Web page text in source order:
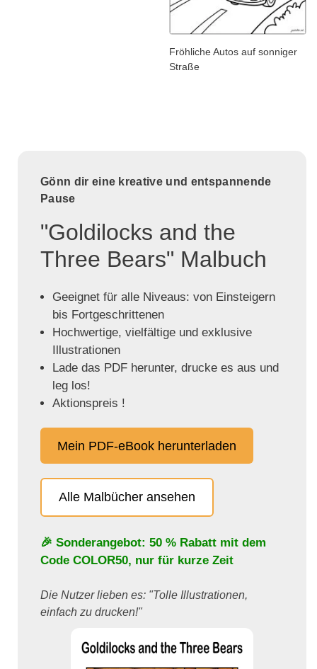
Fröhliche Autos auf sonniger
Straße
Gönn dir eine kreative und entspannende
Pause
"Goldilocks and the
Three Bears" Malbuch
Geeignet für alle Niveaus: von Einsteigern
bis Fortgeschrittenen
Hochwertige, vielfältige und exklusive
Illustrationen
Lade das PDF herunter, drucke es aus und
leg los!
Aktionspreis !
Mein PDF-eBook herunterladen
Alle Malbücher ansehen
🎉 Sonderangebot: 50 % Rabatt mit dem
Code COLOR50, nur für kurze Zeit
Die Nutzer lieben es: "Tolle Illustrationen,
einfach zu drucken!"